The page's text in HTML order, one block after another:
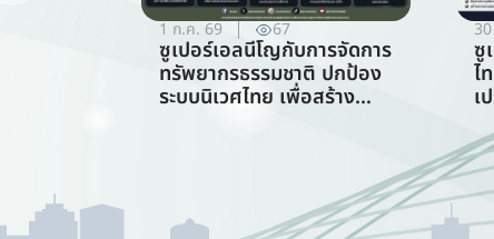
1 ก.ค. 69 67
ซูเปอร์เอลนีโญกับการจัดการ
ทรัพยากรธรรมชาติ ปกป้อง
ระบบนิเวศไทย เพื่อสร้าง
ซู
ไ
เ